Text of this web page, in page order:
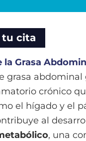
tu cita
Grasa
grasa abdominal
crónico
el hígado y el
al
, una